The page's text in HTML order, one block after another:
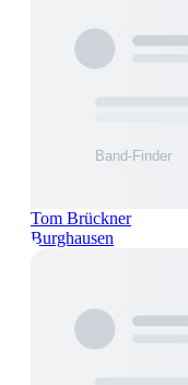
Tom Brückner
Burghausen